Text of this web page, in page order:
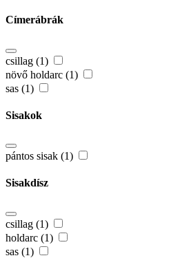
Címerábrák
csillag (1)
növő holdarc (1)
sas (1)
Sisakok
pántos sisak (1)
Sisakdísz
csillag (1)
holdarc (1)
sas (1)